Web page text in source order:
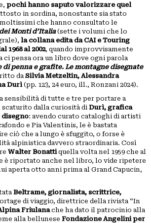
pochi hanno saputo valorizzare quel
in sordina, nonostante sia stato
che hanno consultato le
Monti d’Italia (sette i volumi che lo
, la collana edita da CAI e Touring
1968 al 2002, quando improvvisamente
ci pensa ora un libro dove ogni parola
di penna e grafite. Le montagne disegnate
da Silvia Metzeltin, Alessandra
Durì (pp. 123, 24 euro, ill., Ronzani 2024).
sensibilità di tutte e tre per portare a
dalla curiosità di Durì, grafica
disegno: avendo curato cataloghi di artisti
e Pia Valentinis, le è bastata
ciò che a lungo è sfuggito, o forse è
alpinistica davvero straordinaria. Così
Walter Bonatti quella volta nel 1959 che al
è riportato anche nel libro, lo vide ripetere
aperta otto anni prima al Grand Capucin,
Beltrame, giornalista, scrittrice,
di viaggio, direttrice della rivista “In
Friulanache ha dato il patrocinio alla
alla bellunese Fondazione Angelini per